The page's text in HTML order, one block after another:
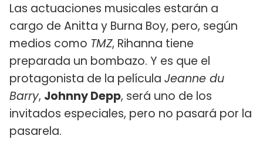
Las actuaciones musicales estarán a
cargo de Anitta y Burna Boy, pero, según
medios como TMZ, Rihanna tiene
preparada un bombazo. Y es que el
protagonista de la película Jeanne du
Barry, Johnny Depp, será uno de los
invitados especiales, pero no pasará por la
pasarela.